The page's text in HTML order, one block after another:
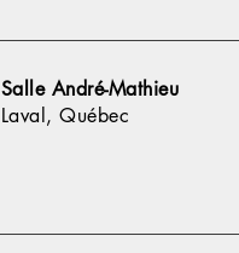
Salle André-Mathieu
Laval, Québec